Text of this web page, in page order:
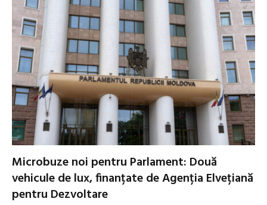
Microbuze noi pentru Parlament: Două
vehicule de lux, finanțate de Agenția Elvețiană
pentru Dezvoltare